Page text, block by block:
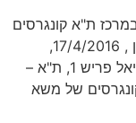
במרכז ת"א קונגרסים
של משא ומתן עממי ברמת השטחיום ראשון , 17/4/2016,
16:00 –10:00 – בית ציוני אמריקה , רח' דניאל פריש 1, ת"א –
של משא